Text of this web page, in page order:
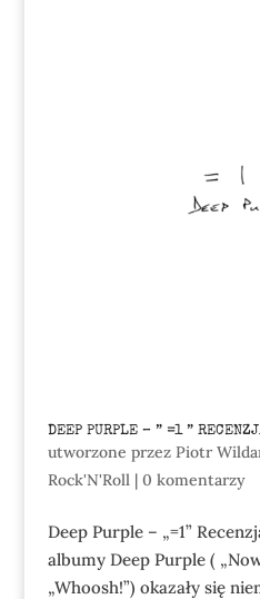
DEEP PURPLE – ” =1 ”
utworzone przez Piotr
Rock'N'Roll| 0 komentarzy
Deep Purple – „=1”
albumy Deep Purple (
„Whoosh!”) okazały się